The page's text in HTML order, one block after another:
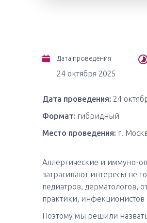
Дата проведения
24 октября 2025
Дата проведения: 24
Формат: гибридный
Место проведения: г.
Аллергические и иммуно-
затрагивают интересы не
педиатров, дерматологов,
практики, инфекционистов
Поэтому мы решили